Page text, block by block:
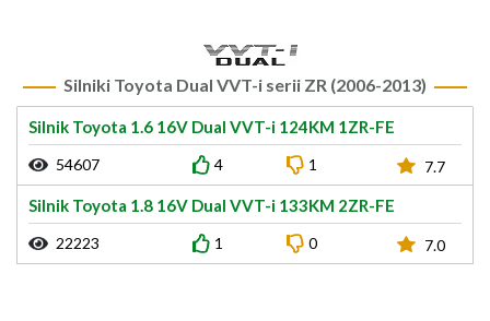
Silniki Toyota Dual VVT-i serii ZR (2006-2013)
Silnik Toyota 1.6 16V Dual VVT-i 124KM 1ZR-FE
54607 4 1 7.7
Silnik Toyota 1.8 16V Dual VVT-i 133KM 2ZR-FE
22223 1 0 7.0